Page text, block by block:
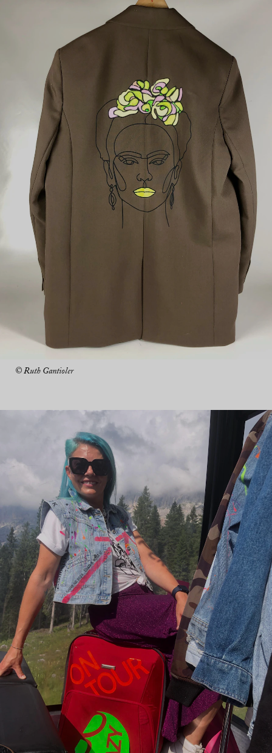
© Ruth Gantioler